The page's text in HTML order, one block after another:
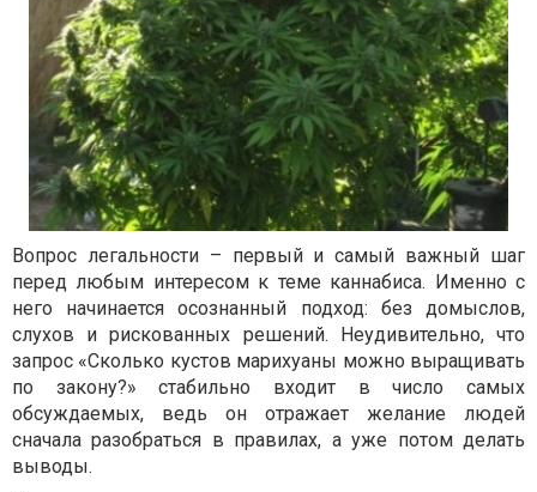
Вопрос легальности – первый и самый важный шаг
перед любым интересом к теме каннабиса. Именно с
него начинается осознанный подход: без домыслов,
слухов и рискованных решений. Неудивительно, что
запрос «Сколько кустов марихуаны можно выращивать
по закону?» стабильно входит в число самых
обсуждаемых, ведь он отражает желание людей
сначала разобраться в правилах, а уже потом делать
выводы.